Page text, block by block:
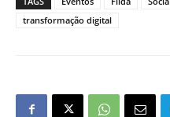
transformação digital